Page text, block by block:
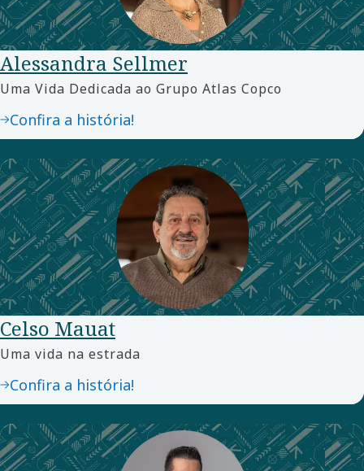
Uma Vida Dedicada ao Grupo Atlas Copco
Alessandra Sellmer
Confira a história!
Uma vida na estrada
Celso Mauat
Confira a história!